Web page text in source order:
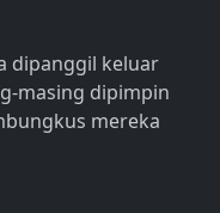
dipanggil keluar
masing dipimpin
mereka